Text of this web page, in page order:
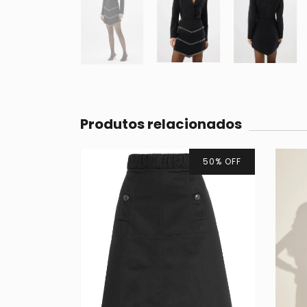
Produtos relacionados
50% OFF